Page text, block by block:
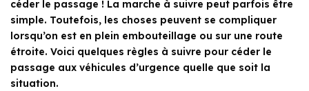
céder le passage ! La marche à suivre peut parfois être
simple. Toutefois, les choses peuvent se compliquer
lorsqu’on est en plein embouteillage ou sur une route
étroite. Voici quelques règles à suivre pour céder le
passage aux véhicules d’urgence quelle que soit la
situation.